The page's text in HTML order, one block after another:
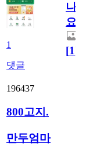
1
댓글
나
요)
[1]
196437
800고지.
만두엄마